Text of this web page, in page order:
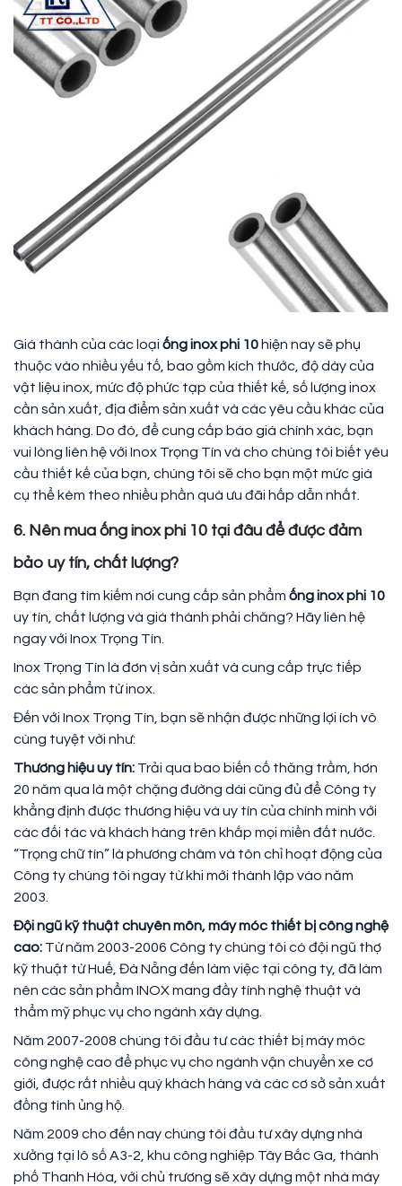
Giá thành của các loại ống inox phi 10 hiện nay sẽ phụ
thuộc vào nhiều yếu tố, bao gồm kích thước, độ dày của
vật liệu inox, mức độ phức tạp của thiết kế, số lượng inox
cần sản xuất, địa điểm sản xuất và các yêu cầu khác của
khách hàng. Do đó, để cung cấp báo giá chính xác, bạn
vui lòng liên hệ với Inox Trọng Tín và cho chúng tôi biết yêu
cầu thiết kế của bạn, chúng tôi sẽ cho bạn một mức giá
cụ thể kèm theo nhiều phần quà ưu đãi hấp dẫn nhất.
6. Nên mua ống inox phi 10 tại đâu để được đảm
bảo uy tín, chất lượng?
Bạn đang tìm kiếm nơi cung cấp sản phẩm ống inox phi 10
uy tín, chất lượng và giá thành phải chăng? Hãy liên hệ
ngay với Inox Trọng Tín.
Inox Trọng Tín là đơn vị sản xuất và cung cấp trực tiếp
các sản phẩm từ inox.
Đến với Inox Trọng Tín, bạn sẽ nhận được những lợi ích vô
cùng tuyệt vời như:
Thương hiệu uy tín: Trải qua bao biến cố thăng trầm, hơn
20 năm qua là một chặng đường dài cũng đủ để Công ty
khẳng định được thương hiệu và uy tín của chính mình với
các đối tác và khách hàng trên khắp mọi miền đất nước.
“Trọng chữ tín” là phương châm và tôn chỉ hoạt động của
Công ty chúng tôi ngay từ khi mới thành lập vào năm
2003.
Đội ngũ kỹ thuật chuyên môn, máy móc thiết bị công nghệ
cao: Từ năm 2003-2006 Công ty chúng tôi có đội ngũ thợ
kỹ thuật từ Huế, Đà Nẵng đến làm việc tại công ty, đã làm
nên các sản phẩm INOX mang đầy tính nghệ thuật và
thẩm mỹ phục vụ cho ngành xây dựng.
Năm 2007-2008 chúng tôi đầu tư các thiết bị máy móc
công nghệ cao để phục vụ cho ngành vận chuyển xe cơ
giới, được rất nhiều quý khách hàng và các cơ sở sản xuất
đồng tình ủng hộ.
Năm 2009 cho đến nay chúng tôi đầu tư xây dựng nhà
xưởng tại lô số A3-2, khu công nghiệp Tây Bắc Ga, thành
phố Thanh Hóa, với chủ trương sẽ xây dựng một nhà máy